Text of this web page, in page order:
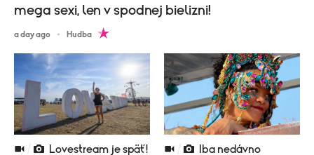
mega sexi, len v spodnej bielizni!
a day ago Hudba